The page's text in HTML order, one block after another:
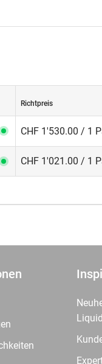
Richtpreis
CHF 1'530.00 / 1
CHF 1'021.00 / 1